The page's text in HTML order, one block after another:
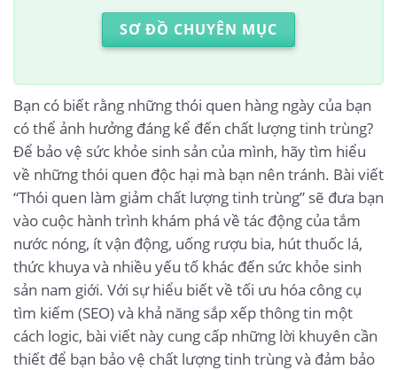
SƠ ĐỒ CHUYÊN MỤC
Bạn có biết rằng những thói quen hàng ngày của bạn
có thể ảnh hưởng đáng kể đến chất lượng tinh trùng?
Để bảo vệ sức khỏe sinh sản của mình, hãy tìm hiểu
về những thói quen độc hại mà bạn nên tránh. Bài viết
“Thói quen làm giảm chất lượng tinh trùng” sẽ đưa bạn
vào cuộc hành trình khám phá về tác động của tắm
nước nóng, ít vận động, uống rượu bia, hút thuốc lá,
thức khuya và nhiều yếu tố khác đến sức khỏe sinh
sản nam giới. Với sự hiểu biết về tối ưu hóa công cụ
tìm kiếm (SEO) và khả năng sắp xếp thông tin một
cách logic, bài viết này cung cấp những lời khuyên cần
thiết để bạn bảo vệ chất lượng tinh trùng và đảm bảo